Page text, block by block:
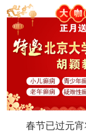
春节已过元